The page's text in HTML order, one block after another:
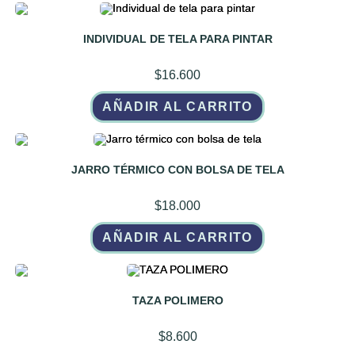
INDIVIDUAL DE TELA PARA PINTAR
$16.600
AÑADIR AL CARRITO
JARRO TÉRMICO CON BOLSA DE TELA
$18.000
AÑADIR AL CARRITO
TAZA POLIMERO
$8.600